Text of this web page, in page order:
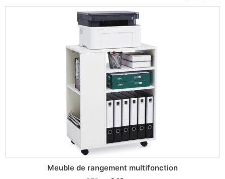
Meuble de rangement multifonction